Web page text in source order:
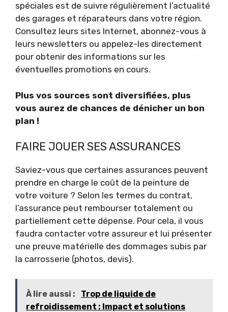
spéciales est de suivre régulièrement l’actualité
des garages et réparateurs dans votre région.
Consultez leurs sites Internet, abonnez-vous à
leurs newsletters ou appelez-les directement
pour obtenir des informations sur les
éventuelles promotions en cours.
Plus vos sources sont diversifiées, plus
vous aurez de chances de dénicher un bon
plan !
FAIRE JOUER SES ASSURANCES
Saviez-vous que certaines assurances peuvent
prendre en charge le coût de la peinture de
votre voiture ? Selon les termes du contrat,
l’assurance peut rembourser totalement ou
partiellement cette dépense. Pour cela, il vous
faudra contacter votre assureur et lui présenter
une preuve matérielle des dommages subis par
la carrosserie (photos, devis).
À lire aussi :
Trop de liquide de
refroidissement : Impact et solutions